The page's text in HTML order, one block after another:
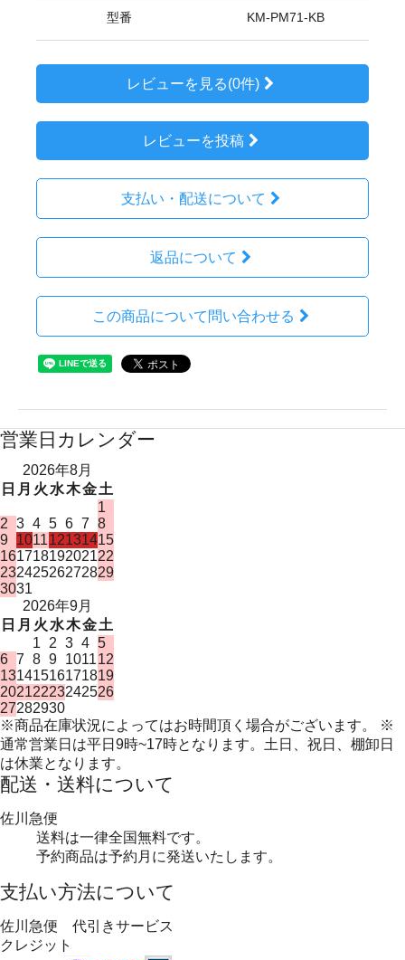
型番 KM-PM71-KB
レビューを見る(0件)
レビューを投稿
支払い・配送について
返品について
この商品について問い合わせる
営業日カレンダー
2026年8月
日 月 火 水木金土
1
2 3 4 5 6 7 8
9 101112131415
16171819202122
23242526272829
3031
2026年9月
日 月 火 水木金土
1
2 3 4 5
6 7 8 9 101112
13141516171819
20212223242526
27282930
※商品在庫状況によってはお時間頂く場合がございます。 ※
通常営業日は平日9時~17時となります。土日、祝日、棚卸日
は休業となります。
配送・送料について
佐川急便
送料は一律全国無料です。
予約商品は予約月に発送いたします。
支払い方法について
佐川急便 代引きサービス
クレジット